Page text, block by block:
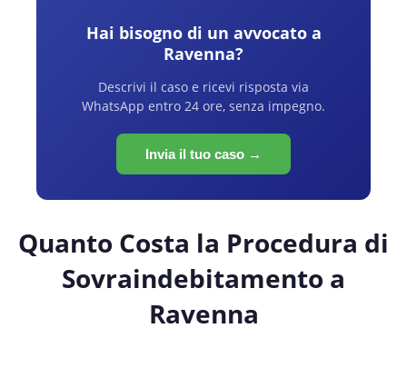
Hai bisogno di un avvocato a
Ravenna?
Descrivi il caso e ricevi risposta via
WhatsApp entro 24 ore, senza impegno.
Invia il tuo caso →
Quanto Costa la Procedura di
Sovraindebitamento a
Ravenna